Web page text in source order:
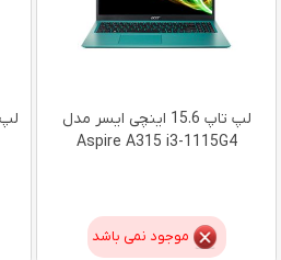
لپ تاپ 15.6 اینچی ایسر مدل
Aspire A315 i3-1115G4
موجود نمی باشد